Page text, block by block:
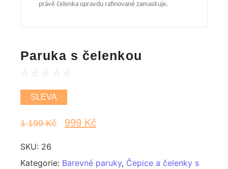
právě čelenka opravdu rafinovaně zamaskuje.
Paruka s čelenkou
☆ ☆ ☆ ☆ ☆
SLEVA
1 199Kč 999 Kč
SKU: 26
Kategorie: Barevné paruky, Čepice a čelenky s